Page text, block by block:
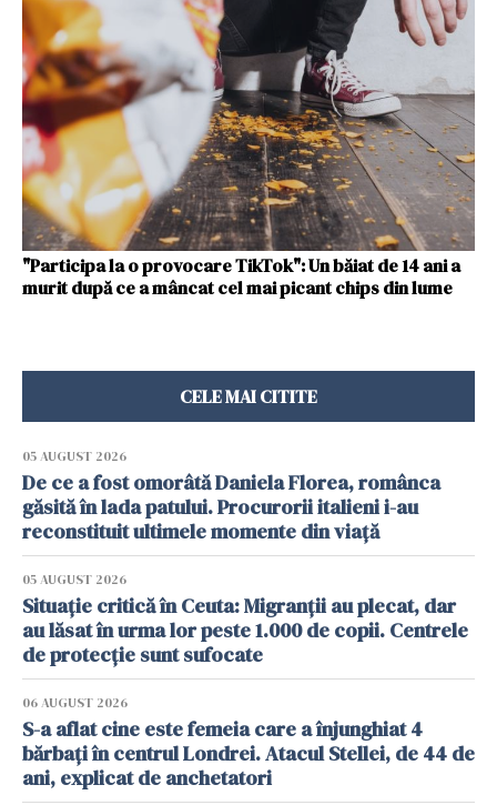
"Participa la o provocare TikTok": Un băiat de 14 ani a
murit după ce a mâncat cel mai picant chips din lume
CELE MAI CITITE
05 AUGUST 2026
De ce a fost omorâtă Daniela Florea, românca
găsită în lada patului. Procurorii italieni i-au
reconstituit ultimele momente din viață
05 AUGUST 2026
Situație critică în Ceuta: Migranții au plecat, dar
au lăsat în urma lor peste 1.000 de copii. Centrele
de protecție sunt sufocate
06 AUGUST 2026
S-a aflat cine este femeia care a înjunghiat 4
bărbați în centrul Londrei. Atacul Stellei, de 44 de
ani, explicat de anchetatori